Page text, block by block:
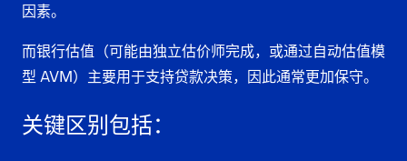
因素。
而银行估值（可能由独立估价师完成，或通过自动估值模
型 AVM）主要用于支持贷款决策，因此通常更加保守。
关键区别包括：